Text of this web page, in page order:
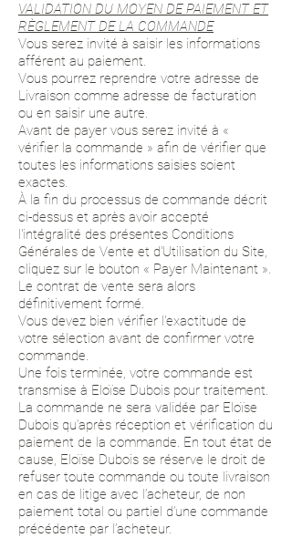
VALIDATION DU MOYEN DE PAIEMENT ET
RÈGLEMENT DE LA COMMANDE
Vous serez invité à saisir les informations
afférent au paiement.
Vous pourrez reprendre votre adresse de
Livraison comme adresse de facturation
ou en saisir une autre.
Avant de payer vous serez invité à «
vérifier la commande » afin de vérifier que
toutes les informations saisies soient
exactes.
À la fin du processus de commande décrit
ci-dessus et après avoir accepté
l'intégralité des présentes Conditions
Générales de Vente et d'Utilisation du Site,
cliquez sur le bouton « Payer Maintenant ».
Le contrat de vente sera alors
définitivement formé.
Vous devez bien vérifier l'exactitude de
votre sélection avant de confirmer votre
commande.
Une fois terminée, votre commande est
transmise à Eloïse Dubois pour traitement.
La commande ne sera validée par Eloïse
Dubois qu’après réception et vérification du
paiement de la commande. En tout état de
cause, Eloïse Dubois se réserve le droit de
refuser toute commande ou toute livraison
en cas de litige avec l’acheteur, de non
paiement total ou partiel d’une commande
précédente par l’acheteur.